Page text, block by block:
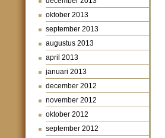
oktober 2013
september 2013
augustus 2013
april 2013
januari 2013
december 2012
november 2012
oktober 2012
september 2012